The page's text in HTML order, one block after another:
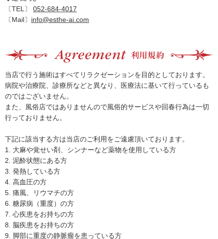
〔TEL〕 052-684-4017
〔Mail〕 info@esthe-ai.com
当店で行う施術はすべてリラクゼーションを目的としております。
病院や治療院、診療所などと異なり、医療法に基いて行っているも
のではございません。
また、風俗店ではありませんので風俗的サービスや回春行為は一切
行っておりません。
下記に該当する方は当店のご利用をご遠慮頂いております。
1. 大麻や覚せい剤、シンナーなど薬物を使用している方
2. 泥酔状態にある方
3. 発熱している方
4. 高血圧の方
5. 痛風、リウマチの方
6. 糖尿病（重度）の方
7. 心疾患をお持ちの方
8. 脳疾患をお持ちの方
9. 脚部に重度の静脈瘤を患っている方